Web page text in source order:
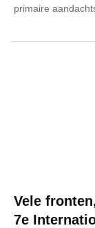
primaire
Vele
7e